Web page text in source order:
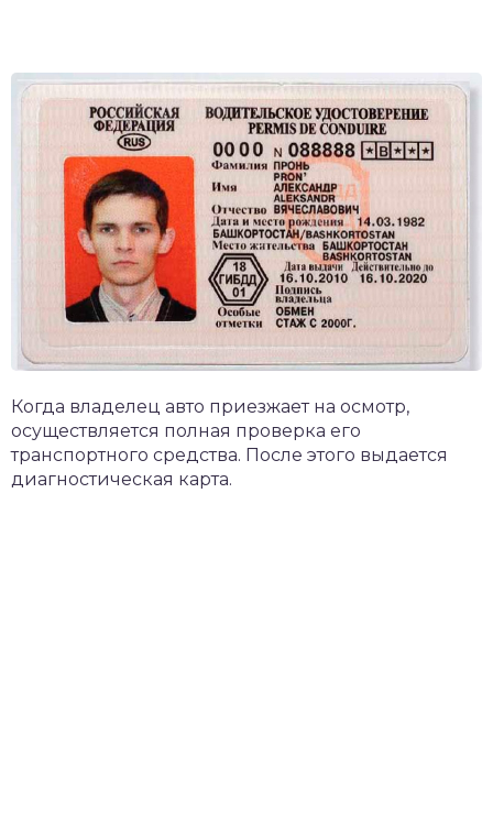
Когда владелец авто приезжает на осмотр,
осуществляется полная проверка его
транспортного средства. После этого выдается
диагностическая карта.